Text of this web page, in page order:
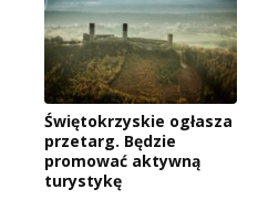
Świętokrzyskie ogłasza
przetarg. Będzie
promować aktywną
turystykę